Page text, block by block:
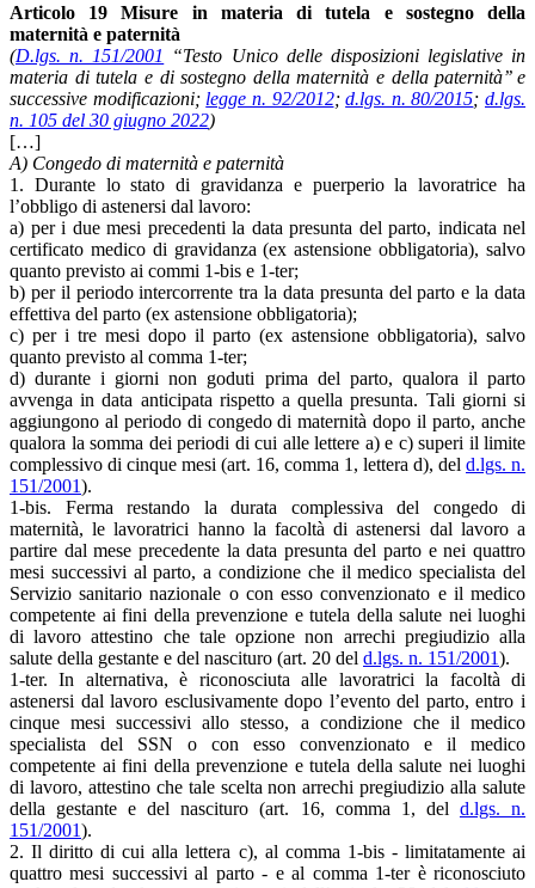
Articolo 19 Misure in materia di tutela e sostegno della
maternità e paternità
(D.lgs. n. 151/2001
“Testo Unico delle disposizioni legislative in
materia di tutela e di sostegno della maternità e della paternità’’ e
successive modificazioni; legge n. 92/2012;d.lgs. n. 80/2015; d.lgs.
n. 105 del 30 giugno 2022)
[…]
A) Congedo di maternità e paternità
1. Durante lo stato di gravidanza e puerperio la lavoratrice ha
l’obbligo di astenersi dal lavoro:
a) per i due mesi precedenti la data presunta del parto, indicata nel
certificato medico di gravidanza (ex astensione obbligatoria), salvo
quanto previsto ai commi 1-bis e 1-ter;
b) per il periodo intercorrente tra la data presunta del parto e la data
effettiva del parto (ex astensione obbligatoria);
c) per i tre mesi dopo il parto (ex astensione obbligatoria), salvo
quanto previsto al comma 1-ter;
d) durante i giorni non goduti prima del parto, qualora il parto
avvenga in data anticipata rispetto a quella presunta. Tali giorni si
aggiungono al periodo di congedo di maternità dopo il parto, anche
qualora la somma dei periodi di cui alle lettere a) e c) superi il limite
complessivo di cinque mesi (art. 16, comma 1, lettera d), del d.lgs. n.
151/2001).
1-bis. Ferma restando la durata complessiva del congedo di
maternità, le lavoratrici hanno la facoltà di astenersi dal lavoro a
partire dal mese precedente la data presunta del parto e nei quattro
mesi successivi al parto, a condizione che il medico specialista del
Servizio sanitario nazionale o con esso convenzionato e il medico
competente ai fini della prevenzione e tutela della salute nei luoghi
di lavoro attestino che tale opzione non arrechi pregiudizio alla
salute della gestante e del nascituro (art. 20 del d.lgs. n. 151/2001).
1-ter. In alternativa, è riconosciuta alle lavoratrici la facoltà di
astenersi dal lavoro esclusivamente dopo l’evento del parto, entro i
cinque mesi successivi allo stesso, a condizione che il medico
specialista del SSN o con esso convenzionato e il medico
competente ai fini della prevenzione e tutela della salute nei luoghi
di lavoro, attestino che tale scelta non arrechi pregiudizio alla salute
della gestante e del nascituro (art. 16, comma 1, del d.lgs. n.
151/2001).
2. Il diritto di cui alla lettera c), al comma 1-bis - limitatamente ai
quattro mesi successivi al parto - e al comma 1-ter è riconosciuto